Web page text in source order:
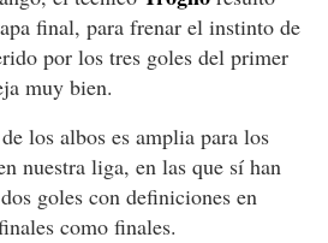
final, para frenar el instinto de
por los tres goles del primer
muy bien.
los albos es amplia para los
nuestra liga, en las que sí han
goles con definiciones en
como finales.